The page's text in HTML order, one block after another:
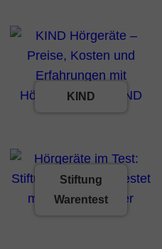
KIND
Stiftung
Warentest